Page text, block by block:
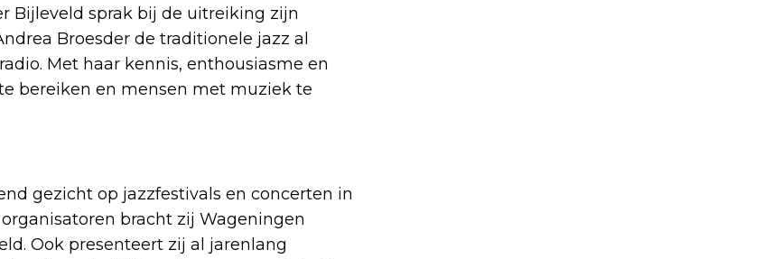
Bijleveld sprak bij de uitreiking zijn
Broesder de traditionele jazz al
Met haar kennis, enthousiasme en
bereiken en mensen met muziek te
gezicht op jazzfestivals en concerten in
bracht zij Wageningen
Ook presenteert zij al jarenlang